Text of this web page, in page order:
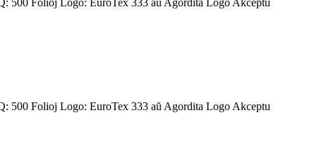
500 Folioj Logo: EuroTex 333 aŭ Agordita Logo Akceptu